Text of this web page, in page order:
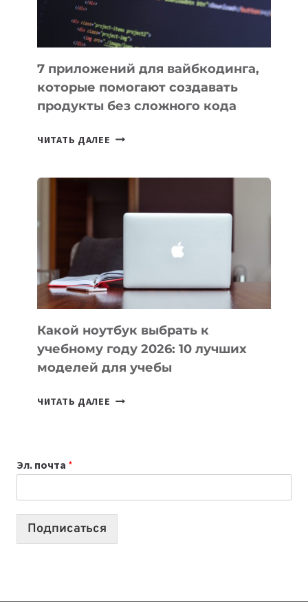
7 приложений для вайбкодинга,
которые помогают создавать
продукты без сложного кода
ЧИТАТЬ ДАЛЕЕ 7
ПОМОГАЮТ
СОЗДАВАТЬ
БЕЗ
СЛОЖНОГО
КОДА
Какой ноутбук выбрать к
учебному году 2026: 10 лучших
моделей для учебы
ЧИТАТЬ ДАЛЕЕ КАКОЙ
2026:
10
Эл. почта *
Подписаться